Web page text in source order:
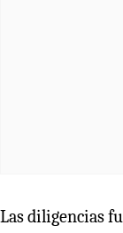
Las diligencias